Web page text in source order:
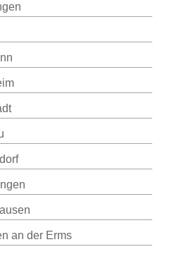
an der Erms